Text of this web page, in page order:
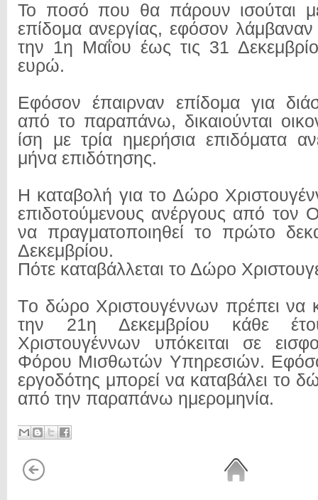
Το ποσό που θα πάρουν ισούται
επίδομα ανεργίας, εφόσον
την 1η Μαΐου έως τις 31
ευρώ.
Εφόσον έπαιρναν επίδομα για
από το παραπάνω, δικαιούνται
ίση με τρία ημερήσια επιδόματα
μήνα επιδότησης.
Η καταβολή για το Δώρο
επιδοτούμενους ανέργους από τον
να πραγματοποιηθεί το πρώτο
Δεκεμβρίου.
Πότε καταβάλλεται το Δώρο
Tο δώρο Χριστουγέννων πρέπει να
την 21η Δεκεμβρίου κάθε
Χριστουγέννων υπόκειται σε
Φόρου Μισθωτών Υπηρεσιών.
εργοδότης μπορεί να καταβάλει το
από την παραπάνω ημερομηνία.